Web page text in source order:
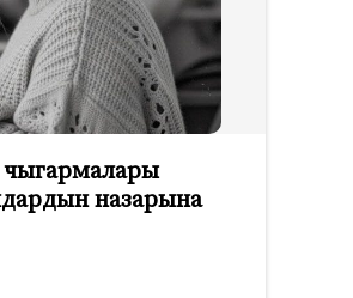
чыгармалары
назарына